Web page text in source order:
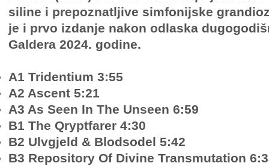
siline i prepoznatljive simfonijske
je i prvo izdanje nakon odlaska
Galdera 2024. godine.
A1 Tridentium 3:55
A2 Ascent 5:21
A3 As Seen In The Unseen 6:59
B1 The Qryptfarer 4:30
B2 Ulvgjeld & Blodsodel 5:42
B3 Repository Of Divine Transmutation